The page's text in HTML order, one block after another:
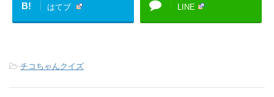
B! はてブ LINE
-チコちゃんクイズ